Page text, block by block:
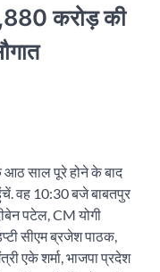
करोड़ की
आठ साल पूरे होने के बाद
वह 10:30 बजे बाबतपुर
पटेल, CM योगी
सीएम ब्रजेश पाठक,
एके शर्मा, भाजपा प्रदेश